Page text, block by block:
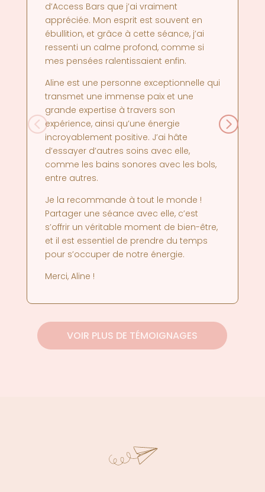
d’Access Bars que j’ai vraiment
appréciée. Mon esprit est souvent en
ébullition, et grâce à cette séance, j’ai
ressenti un calme profond, comme si
mes pensées ralentissaient enfin.
Aline est une personne exceptionnelle qui
transmet une immense paix et une
grande expertise à travers son
expérience, ainsi qu’une énergie
incroyablement positive. J’ai hâte
d’essayer d’autres soins avec elle,
comme les bains sonores avec les bols,
entre autres.
Je la recommande à tout le monde !
Partager une séance avec elle, c’est
s’offrir un véritable moment de bien-être,
et il est essentiel de prendre du temps
pour s’occuper de notre énergie.
Merci, Aline !
VOIR PLUS DE TÉMOIGNAGES